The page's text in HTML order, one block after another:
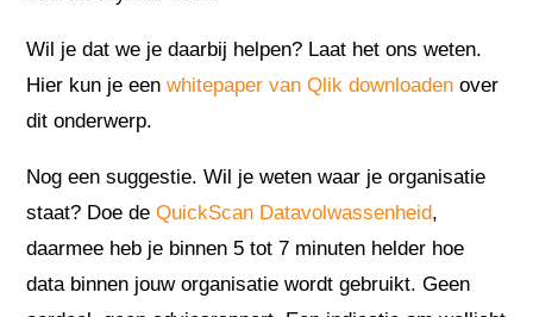
Wil je dat we je daarbij helpen? Laat het ons weten.
Hier kun je eenwhitepaper van Qlik downloaden over
dit onderwerp.
Nog een suggestie. Wil je weten waar je organisatie
staat? Doe deQuickScan Datavolwassenheid,
daarmee heb je binnen 5 tot 7 minuten helder hoe
data binnen jouw organisatie wordt gebruikt. Geen